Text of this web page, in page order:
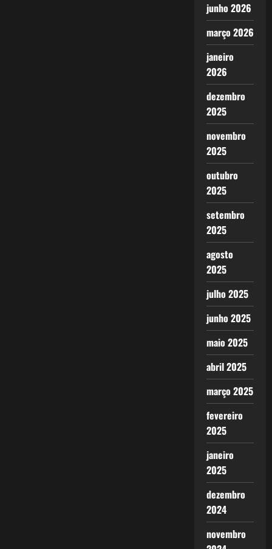
junho 2026
março 2026
janeiro
2026
dezembro
2025
novembro
2025
outubro
2025
setembro
2025
agosto
2025
julho 2025
junho 2025
maio 2025
abril 2025
março 2025
fevereiro
2025
janeiro
2025
dezembro
2024
novembro